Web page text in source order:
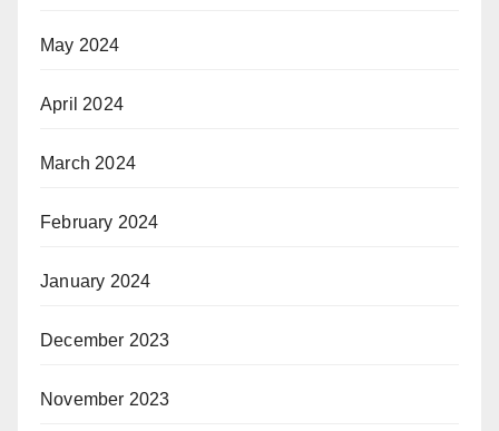
May 2024
April 2024
March 2024
February 2024
January 2024
December 2023
November 2023